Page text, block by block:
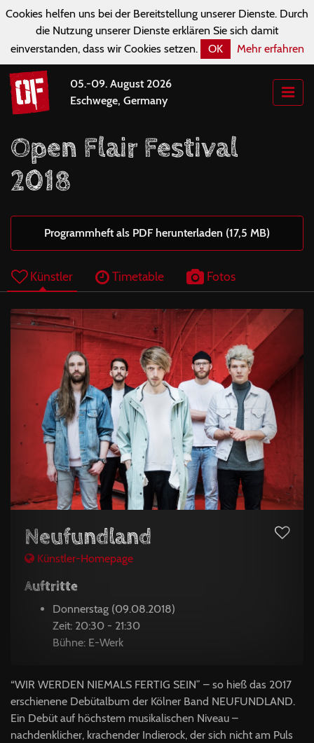
Cookies helfen uns bei der Bereitstellung unserer Dienste. Durch
die Nutzung unserer Dienste erklären Sie sich damit
einverstanden, dass wir Cookies setzen.
OK Mehr erfahren
05.-09. August 2026
Eschwege, Germany
Open Flair Festival
2018
Programmheft als PDF herunterladen (17,5 MB)
Künstler Timetable Fotos
Neufundland
Künstler-Homepage
Auftritte
Donnerstag (09.08.2018)
Zeit: 20:30 - 21:30
Bühne: E-Werk
“WIR WERDEN NIEMALS FERTIG SEIN” – so hieß das 2017
erschienene Debütalbum der Kölner Band NEUFUNDLAND.
Ein Debüt auf höchstem musikalischen Niveau –
nachdenklicher, krachender Indierock, der sich nicht am Puls